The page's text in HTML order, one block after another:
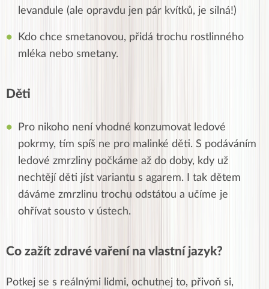
levandule (ale opravdu jen pár kvítků, je silná!)
Kdo chce smetanovou, přidá trochu rostlinného
mléka nebo smetany.
Děti
Pro nikoho není vhodné konzumovat ledové
pokrmy, tím spíš ne pro malinké děti. S podáváním
ledové zmrzliny počkáme až do doby, kdy už
nechtějí děti jíst variantu s agarem. I tak dětem
dáváme zmrzlinu trochu odstátou a učíme je
ohřívat sousto v ústech.
Co zažít zdravé vaření na vlastní jazyk?
Potkej se s reálnými lidmi, ochutnej to, přivoň si,